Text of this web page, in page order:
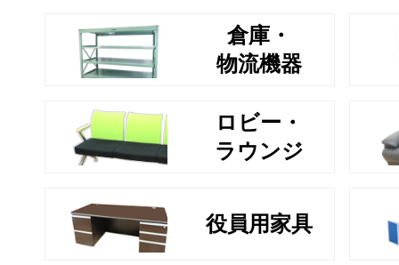
倉庫・
物流機器
ロビー・
ラウンジ
役員用家具